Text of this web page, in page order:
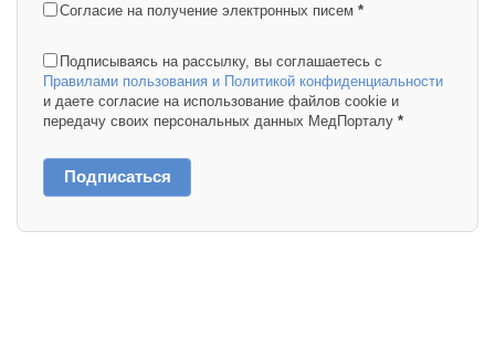
Согласие на получение электронных писем *
Подписываясь на рассылку, вы соглашаетесь с
Правилами пользования и Политикой конфиденциальности
и даете согласие на использование файлов cookie и
передачу своих персональных данных МедПорталу *
Подписаться